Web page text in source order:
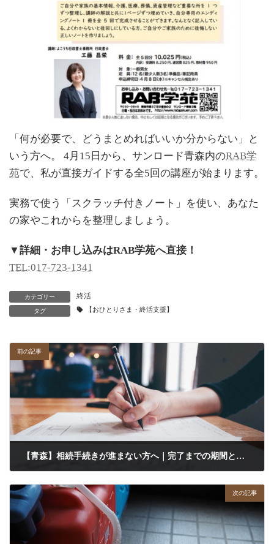
「何が必要で、どうまとめればいいか分からない」と
いう方へ。 4月15日から、サンロード青森内のRAB学
苑で、私が直接ガイドする全5回の講座が始まります。
実務で使う「スクラッチ付きノート」を使い、あなた
の家やこれからを整理しましょう。
▼詳細・お申し込みはRAB学苑へ直接！
TEL:017-723-1341
カテゴリー 終活
タグ 【おひとりさま・終活支援】
前の記事
【青森】相続手続きが進まない方へ｜完了までの期間と最短で済ませる3つの方法
次の記事